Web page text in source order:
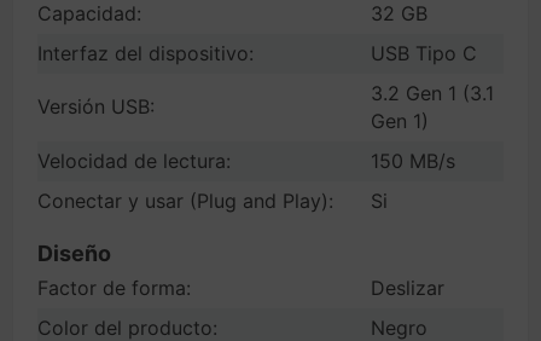
Capacidad:
32 GB
Interfaz del dispositivo:
USB Tipo C
Versión USB:
3.2 Gen 1 (3.1
Gen 1)
Velocidad de lectura:
150 MB/s
Conectar y usar (Plug and Play):
Si
Diseño
Factor de forma:
Deslizar
Color del producto:
Negro